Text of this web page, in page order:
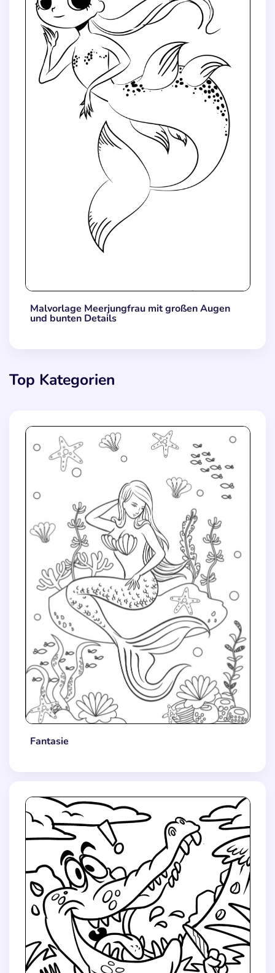
Malvorlage Meerjungfrau mit großen Augen
und bunten Details
Top Kategorien
Fantasie